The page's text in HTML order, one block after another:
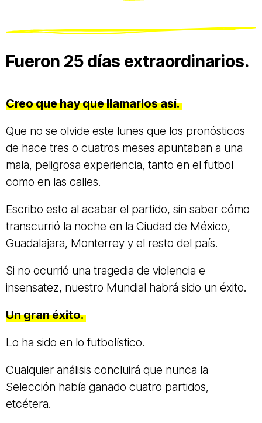
Fueron 25 días extraordinarios.
Creo que hay que llamarlos así.
Que no se olvide este lunes que los pronósticos
de hace tres o cuatros meses apuntaban a una
mala, peligrosa experiencia, tanto en el futbol
como en las calles.
Escribo esto al acabar el partido, sin saber cómo
transcurrió la noche en la Ciudad de México,
Guadalajara, Monterrey y el resto del país.
Si no ocurrió una tragedia de violencia e
insensatez, nuestro Mundial habrá sido un éxito.
Un gran éxito.
Lo ha sido en lo futbolístico.
Cualquier análisis concluirá que nunca la
Selección había ganado cuatro partidos,
etcétera.